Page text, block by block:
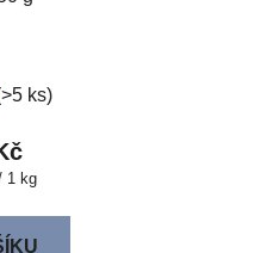
ks)
1 kg